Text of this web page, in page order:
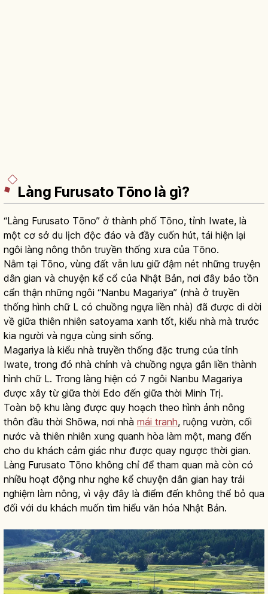
Làng Furusato Tōno là gì?
“Làng Furusato Tōno” ở thành phố Tōno, tỉnh Iwate, là
một cơ sở du lịch độc đáo và đầy cuốn hút, tái hiện lại
ngôi làng nông thôn truyền thống xưa của Tōno.
Nằm tại Tōno, vùng đất vẫn lưu giữ đậm nét những truyện
dân gian và chuyện kể cổ của Nhật Bản, nơi đây bảo tồn
cẩn thận những ngôi “Nanbu Magariya” (nhà ở truyền
thống hình chữ L có chuồng ngựa liền nhà) đã được di dời
về giữa thiên nhiên satoyama xanh tốt, kiểu nhà mà trước
kia người và ngựa cùng sinh sống.
Magariya là kiểu nhà truyền thống đặc trưng của tỉnh
Iwate, trong đó nhà chính và chuồng ngựa gắn liền thành
hình chữ L. Trong làng hiện có 7 ngôi Nanbu Magariya
được xây từ giữa thời Edo đến giữa thời Minh Trị.
Toàn bộ khu làng được quy hoạch theo hình ảnh nông
thôn đầu thời Shōwa, nơi nhà mái tranh, ruộng vườn, cối
nước và thiên nhiên xung quanh hòa làm một, mang đến
cho du khách cảm giác như được quay ngược thời gian.
Làng Furusato Tōno không chỉ để tham quan mà còn có
nhiều hoạt động như nghe kể chuyện dân gian hay trải
nghiệm làm nông, vì vậy đây là điểm đến không thể bỏ qua
đối với du khách muốn tìm hiểu văn hóa Nhật Bản.